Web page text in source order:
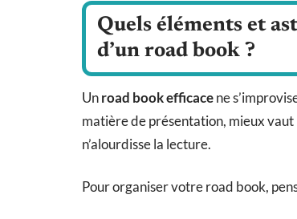
Quels éléments et
d’un road book ?
Unroad book efficacene
matière de présentation, mieux
n’alourdisse la lecture.
Pour organiser votre road book,